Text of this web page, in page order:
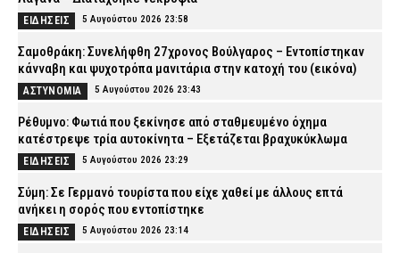
ΕΙΔΗΣΕΙΣ 5 Αυγούστου 2026 23:58
Σαμοθράκη: Συνελήφθη 27χρονος Βούλγαρος – Εντοπίστηκαν
κάνναβη και ψυχοτρόπα μανιτάρια στην κατοχή του (εικόνα)
ΑΣΤΥΝΟΜΙΑ 5 Αυγούστου 2026 23:43
Ρέθυμνο: Φωτιά που ξεκίνησε από σταθμευμένο όχημα
κατέστρεψε τρία αυτοκίνητα – Εξετάζεται βραχυκύκλωμα
ΕΙΔΗΣΕΙΣ 5 Αυγούστου 2026 23:29
Σύμη: Σε Γερμανό τουρίστα που είχε χαθεί με άλλους επτά
ανήκει η σορός που εντοπίστηκε
ΕΙΔΗΣΕΙΣ 5 Αυγούστου 2026 23:14